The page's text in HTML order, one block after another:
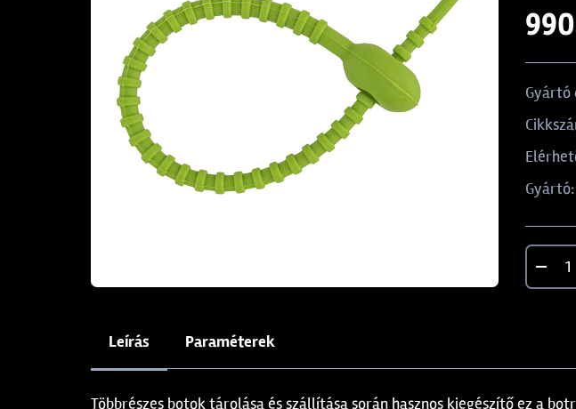
Gyártó
Gyártó:
Leírás Paraméterek
Többrészes botok tárolása és szállítása során hasznos kiegészítő ez a